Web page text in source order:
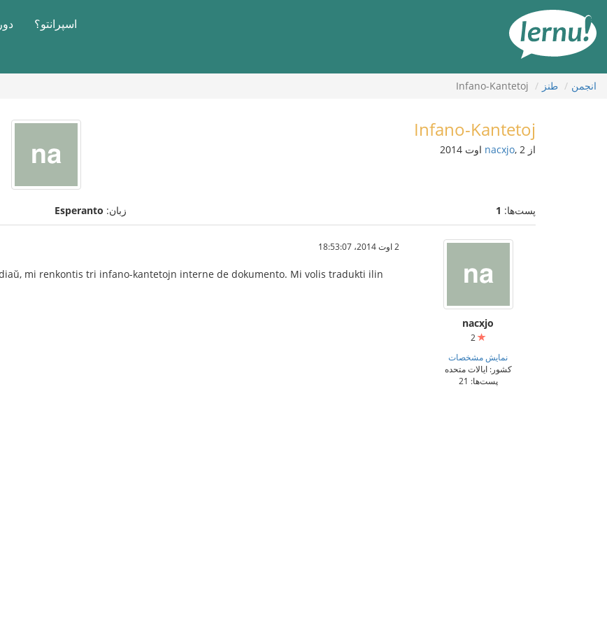
محتوا
اسپرانتو؟
انجمن طنز Infano-Kantetoj
Infano-Kantetoj
از nacxjo, 2 اوت 2014
پست‌ها: 1 زبان: Esperanto
nacxjo
نمایش مشخصات
کشور: ایالات متحده
پست‌ها: 21
2 اوت 2014،‏ 18:53:07
mi renkontis tri infano-kantetojn interne de dokumento. Mi volis tradukti ilin